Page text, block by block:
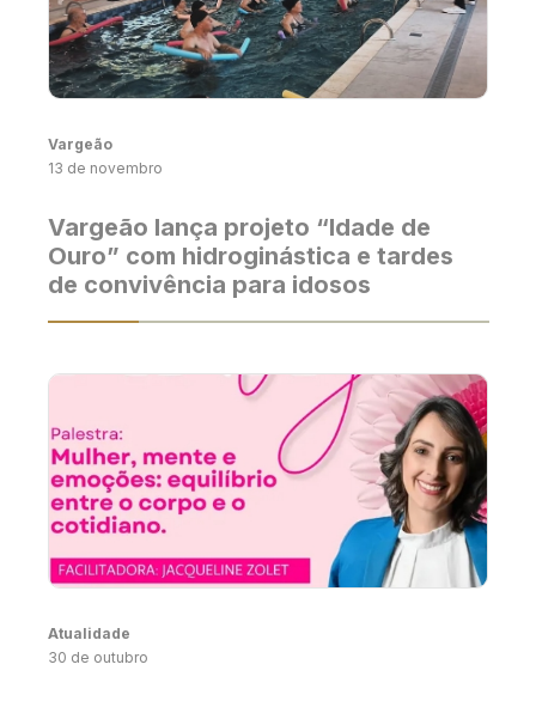
Vargeão
13 de novembro
Vargeão lança projeto “Idade de
Ouro” com hidroginástica e tardes
de convivência para idosos
Atualidade
30 de outubro